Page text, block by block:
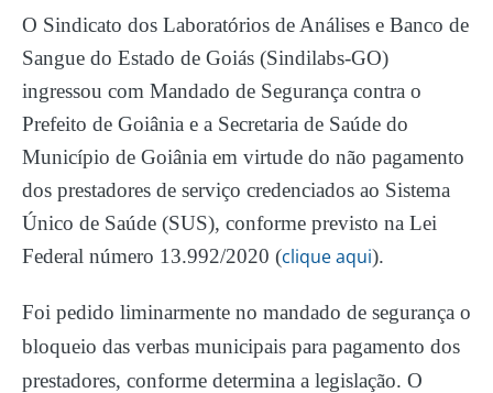
O Sindicato dos Laboratórios de Análises e Banco de
Sangue do Estado de Goiás (Sindilabs-GO)
ingressou com Mandado de Segurança contra o
Prefeito de Goiânia e a Secretaria de Saúde do
Município de Goiânia em virtude do não pagamento
dos prestadores de serviço credenciados ao Sistema
Único de Saúde (SUS), conforme previsto na Lei
Federal número 13.992/2020 (clique aqui).
Foi pedido liminarmente no mandado de segurança o
bloqueio das verbas municipais para pagamento dos
prestadores, conforme determina a legislação. O